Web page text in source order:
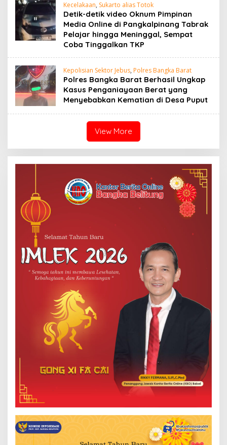
Kecelakaan, Sukarto alias Totok
Detik-detik video Oknum Pimpinan
Media Online di Pangkalpinang Tabrak
Pelajar hingga Meninggal, Sempat
Coba Tinggalkan TKP
Kepolisian Sektor Jebus, Polres Bangka Barat
Polres Bangka Barat Berhasil Ungkap
Kasus Penganiayaan Berat yang
Menyebabkan Kematian di Desa Puput
View More